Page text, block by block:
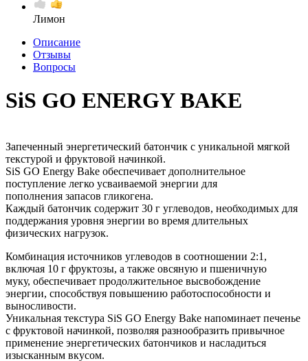
Лимон
Описание
Отзывы
Вопросы
SiS GO ENERGY BAKE
Запеченный энергетический батончик с уникальной мягкой
текстурой и фруктовой начинкой.
SiS GO Energy Bake обеспечивает дополнительное
поступление легко усваиваемой энергии для
пополнения запасов гликогена.
Каждый батончик содержит 30 г углеводов, необходимых для
поддержания уровня энергии во время длительных
физических нагрузок.
Комбинация источников углеводов в соотношении 2:1,
включая 10 г фруктозы, а также овсяную и пшеничную
муку, обеспечивает продолжительное высвобождение
энергии, способствуя повышению работоспособности и
выносливости.
Уникальная текстура SiS GO Energy Bake напоминает печенье
с фруктовой начинкой, позволяя разнообразить привычное
применение энергетических батончиков и насладиться
изысканным вкусом.